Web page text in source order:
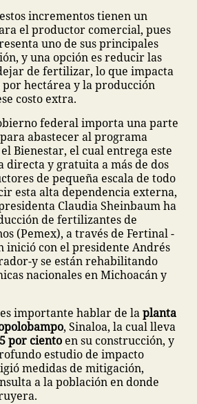
incrementos tienen un
el productor comercial, pues
uno de sus principales
y una opción es reducir las
de fertilizar, lo que impacta
hectárea y la producción
costo extra.
federal importa una parte
abastecer al programa
Bienestar, el cual entrega este
directa y gratuita a más de dos
de pequeña escala de todo
esta alta dependencia externa,
Claudia Sheinbaum ha
de fertilizantes de
(Pemex), a través de Fertinal -
inició con el presidente Andrés
y se están rehabilitando
nacionales en Michoacán y
importante hablar de laplanta
, Sinaloa, la cual lleva
por ciento en su construcción, y
estudio de impacto
medidas de mitigación,
a la población en donde